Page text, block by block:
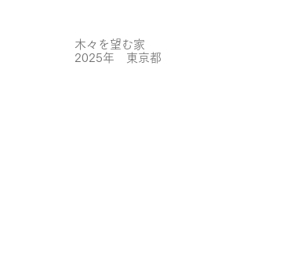
木々を望む家
2025年 東京都